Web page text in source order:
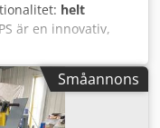
helt
är en innovativ,
matning av
Skrivhuvudet kan
för
skrymmande
Hewlett Packard
Småannons